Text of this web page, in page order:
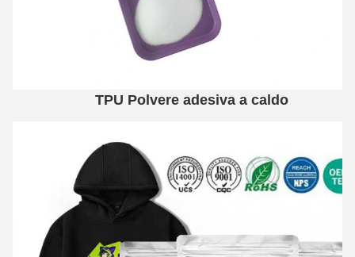
TPU Polvere adesiva a caldo